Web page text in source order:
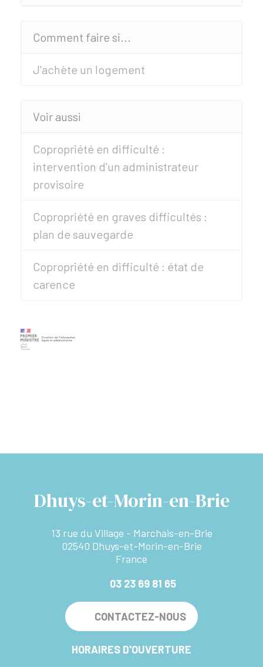
Comment faire si...
J'achète un logement
Voir aussi
Copropriété en difficulté :
intervention d'un administrateur
provisoire
Copropriété en graves difficultés :
plan de sauvegarde
Copropriété en difficulté : état de
carence
Dhuys-et-Morin-en-Brie
13 rue du Village - Marchais-en-Brie
02540 Dhuys-et-Morin-en-Brie
France
03 23 69 81 65
CONTACTEZ-NOUS
HORAIRES D'OUVERTURE